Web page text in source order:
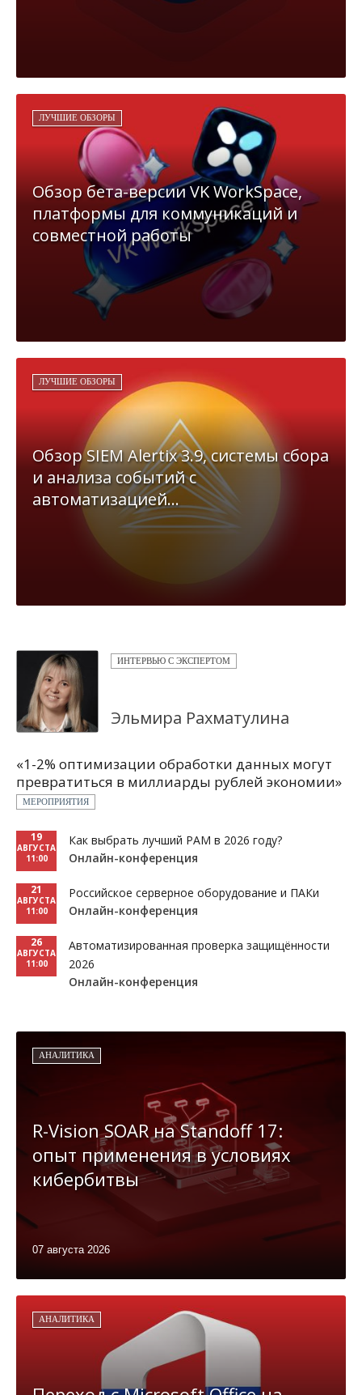
ЛУЧШИЕ ОБЗОРЫ
Обзор бета-версии VK WorkSpace,
платформы для коммуникаций и
совместной работы
ЛУЧШИЕ ОБЗОРЫ
Обзор SIEM Alertix 3.9, системы сбора
и анализа событий с
автоматизацией...
ИНТЕРВЬЮ С ЭКСПЕРТОМ
Эльмира Рахматулина
«1-2% оптимизации обработки данных могут
превратиться в миллиарды рублей экономии»
МЕРОПРИЯТИЯ
19
АВГУСТА
11:00
Как выбрать лучший PAM в 2026 году?
Онлайн-конференция
21
АВГУСТА
11:00
Российское серверное оборудование и ПАКи
Онлайн-конференция
26
АВГУСТА
11:00
Автоматизированная проверка защищённости
2026
Онлайн-конференция
АНАЛИТИКА
R-Vision SOAR на Standoff 17:
опыт применения в условиях
кибербитвы
07 августа 2026
АНАЛИТИКА